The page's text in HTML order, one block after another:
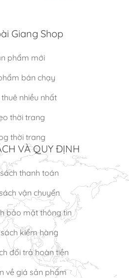
Giang Shop
phẩm mới
bán chạy
nhiều nhất
thời trang
thời trang
VÀ QUY ĐỊNH
thanh toán
vận chuyển
bảo mật thông tin
kiểm hàng
đổi trả hoàn tiền
về giá sản phẩm